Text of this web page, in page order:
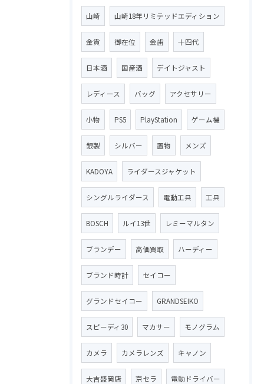
山崎 山崎18年リミテッドエディション
金貨 御在位 金歯 十四代
日本酒 国産酒 デイトジャスト
レディース バッグ アクセサリー
小物 PS5 PlayStation ゲーム機
銀製 シルバー 置物 メンズ
KADOYA ライダースジャケット
シングルライダース 電動工具 工具
BOSCH ルイ13世 レミーマルタン
ブランデー 高価買取 ハーディー
ブランド時計 セイコー
グランドセイコー GRANDSEIKO
スピーディ30 マカサー モノグラム
カメラ カメラレンズ キャノン
大吉盛岡店 京セラ 電動ドライバー